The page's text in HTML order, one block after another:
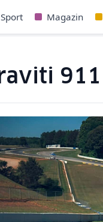
Sport Magazin